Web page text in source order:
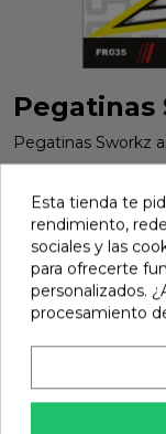
Pegatinas
Pegatinas Sworkz
4,90 €
No disponible
Calidad
Esta tienda te
rendimiento,
sociales y las
para ofrecerte
personalizados.
procesamiento